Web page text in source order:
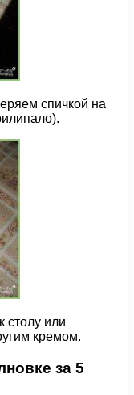
спичкой на
столу или
кремом.
за 5